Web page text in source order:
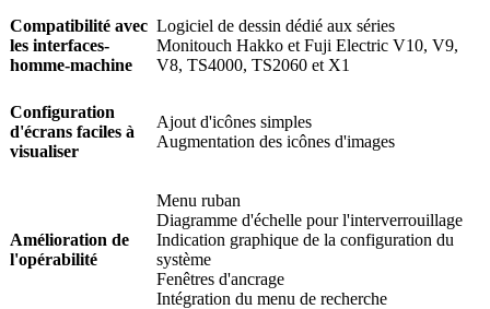
Compatibilité avec
les interfaces-
homme-machine
Logiciel de dessin dédié aux séries
Monitouch Hakko et Fuji Electric V10, V9,
V8, TS4000, TS2060 et X1
Configuration
d'écrans faciles à
visualiser
Ajout d'icônes simples
Augmentation des icônes d'images
Amélioration de
l'opérabilité
Menu ruban
Diagramme d'échelle pour l'interverrouillage
Indication graphique de la configuration du
système
Fenêtres d'ancrage
Intégration du menu de recherche